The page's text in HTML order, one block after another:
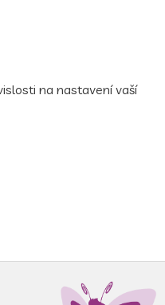
na nastavení vaší